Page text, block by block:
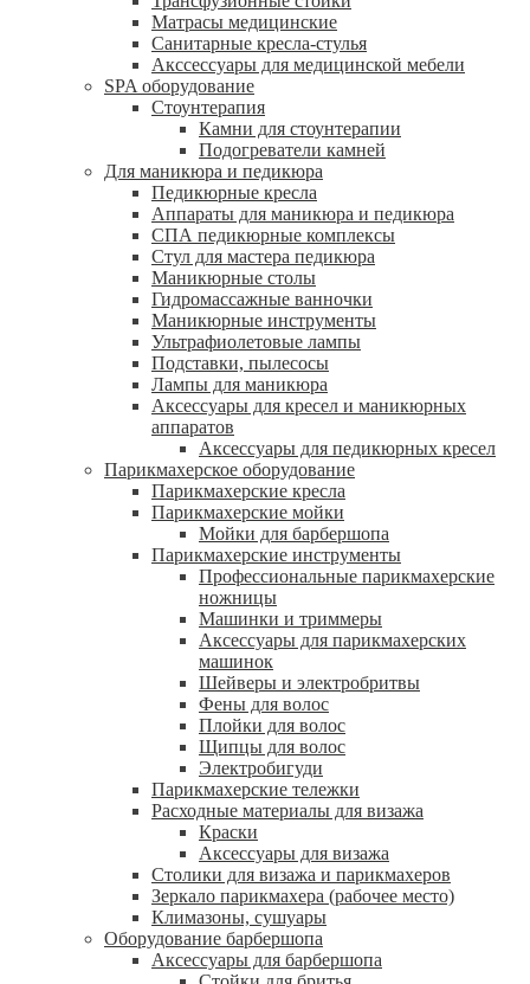
Матрасы медицинские
Санитарные кресла-стулья
Акссессуары для медицинской мебели
SPA оборудование
Стоунтерапия
Камни для стоунтерапии
Подогреватели камней
Для маникюра и педикюра
Педикюрные кресла
Аппараты для маникюра и педикюра
СПА педикюрные комплексы
Стул для мастера педикюра
Маникюрные столы
Гидромассажные ванночки
Маникюрные инструменты
Ультрафиолетовые лампы
Подставки, пылесосы
Лампы для маникюра
Аксессуары для кресел и маникюрных
аппаратов
Аксессуары для педикюрных кресел
Парикмахерское оборудование
Парикмахерские кресла
Парикмахерские мойки
Мойки для барбершопа
Парикмахерские инструменты
Профессиональные парикмахерские
ножницы
Машинки и триммеры
Аксессуары для парикмахерских
машинок
Шейверы и электробритвы
Фены для волос
Плойки для волос
Щипцы для волос
Электробигуди
Парикмахерские тележки
Расходные материалы для визажа
Краски
Аксессуары для визажа
Столики для визажа и парикмахеров
Зеркало парикмахера (рабочее место)
Климазоны, сушуары
Оборудование барбершопа
Аксессуары для барбершопа